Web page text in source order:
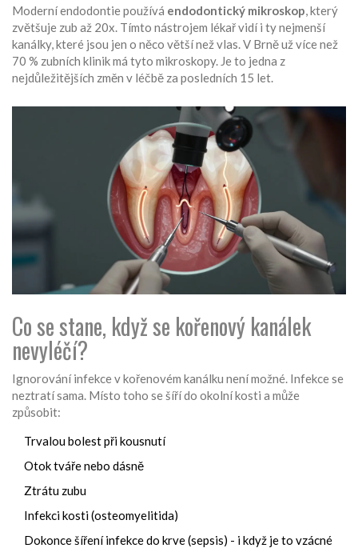
Moderní endodontie používá endodontický mikroskop, který
zvětšuje zub až 20x. Tímto nástrojem lékař vidí i ty nejmenší
kanálky, které jsou jen o něco větší než vlas. V Brně už více než
70 % zubních klinik má tyto mikroskopy. Je to jedna z
nejdůležitějších změn v léčbě za posledních 15 let.
Co se stane, když se kořenový kanálek
nevyléčí?
Ignorování infekce v kořenovém kanálku není možné. Infekce se
neztratí sama. Místo toho se šíří do okolní kosti a může
způsobit:
Trvalou bolest při kousnutí
Otok tváře nebo dásně
Ztrátu zubu
Infekci kosti (osteomyelitida)
Dokonce šíření infekce do krve (sepsis) - i když je to vzácné